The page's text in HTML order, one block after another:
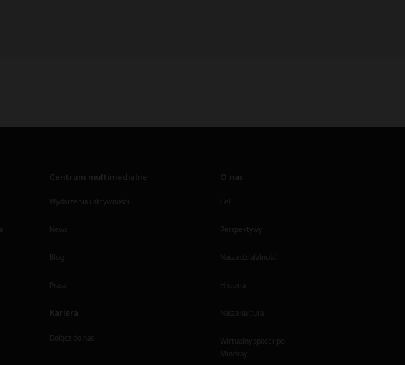
Centrum multimedialne
Wydarzenia i aktywności
News
Blog
Prasa
Kariera
Dołącz do nas
O nas
Cel
Perspektywy
Nasza działalność
Historia
Nasza kultura
Wirtualny spacer po
Mindray